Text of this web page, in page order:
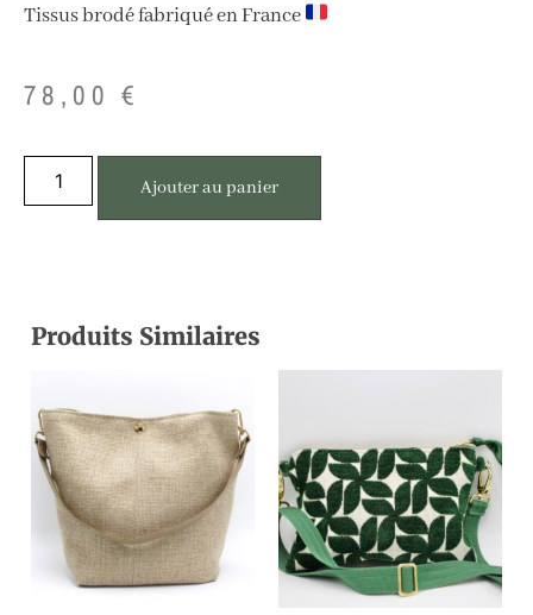
Tissus brodé fabriqué en France
78,00€
Ajouter au panier
Produits Similaires